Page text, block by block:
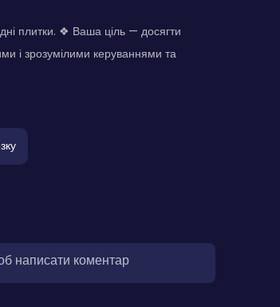
плитки. ❖ Ваша ціль — досягти
і зрозумілими керуваннями та
написати коментар